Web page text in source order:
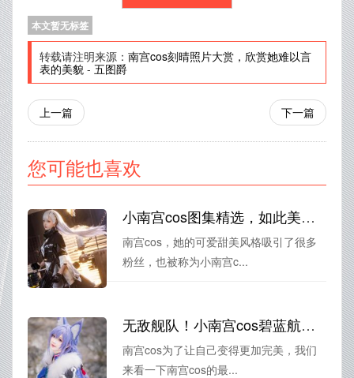
本文暂无标签
转载请注明来源： 南宫cos刻晴照片大赏，欣赏她难以言
表的美貌 - 五图爵
上一篇 下一篇
您可能也喜欢
小南宫cos图集精选，如此美丽的作品值得分享。
南宫cos，她的可爱甜美风格吸引了很多
粉丝，也被称为小南宫c...
无敌舰队！小南宫cos碧蓝航线的精彩瞬间
南宫cos为了让自己变得更加完美，我们
来看一下南宫cos的最...